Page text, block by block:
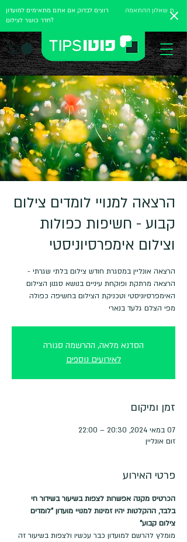
רוצים לבדוק אם אתם מתאימים למועדון
חדר כושר לצילום?
מלאו את שאלון ההתאמה
הרצאה למנויי לומדים צילום
קבוע - חשיפות כפולות
וצילום אימפרסיוניסטי
הרצאה אונליין במסגרת חודש צילום בלתי שגרתי -
הרצאה מרתקת ופוקחת עיניים בנושא סגנון הצילום
מפי הצלם גלעד בנארי
הסדנא מלאה, ההרשמה סגורה
לאירועים נוספים
זמן ומיקום
07 במאי 2024, 20:30 – 22:00
זום אונליין
פרטי האירוע
הכרטיס מקנה אפשרות לצפות בשיעור בשידור חי
בלבד, ההקלטות יהיו זמינות למנויי מועדון "לומדים
צילום קבוע"
מומלץ להרשם למועדון כבר עכשיו ולצפות בשיעור זה